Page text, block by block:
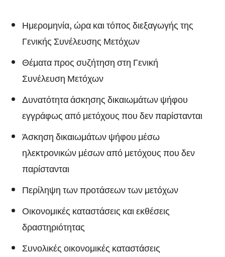
Ημερομηνία, ώρα και τόπος διεξαγωγής της
Γενικής Συνέλευσης Μετόχων
Θέματα προς συζήτηση στη Γενική
Συνέλευση Μετόχων
Δυνατότητα άσκησης δικαιωμάτων ψήφου
εγγράφως από μετόχους που δεν παρίστανται
Άσκηση δικαιωμάτων ψήφου μέσω
ηλεκτρονικών μέσων από μετόχους που δεν
παρίστανται
Περίληψη των προτάσεων των μετόχων
Οικονομικές καταστάσεις και εκθέσεις
δραστηριότητας
Συνολικές οικονομικές καταστάσεις